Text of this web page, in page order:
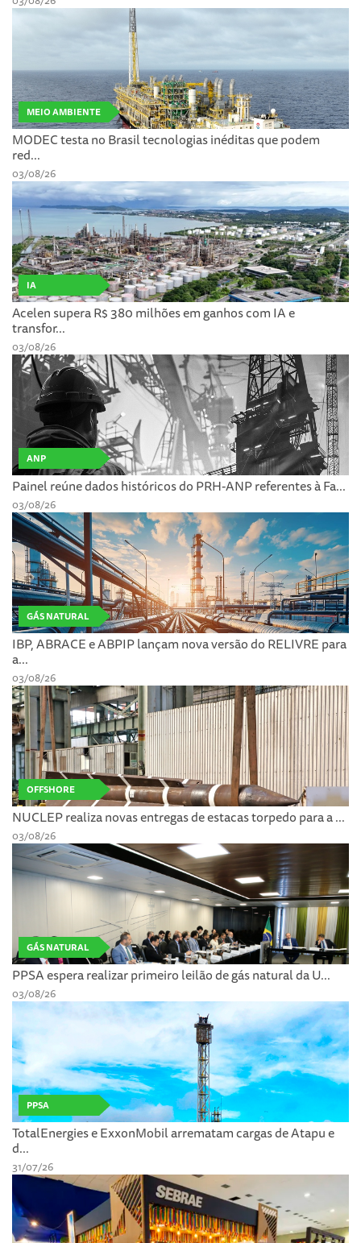
MEIO AMBIENTE
MODEC testa no Brasil tecnologias inéditas que podem
red...
03/08/26
IA
Acelen supera R$ 380 milhões em ganhos com IA e
transfor...
03/08/26
ANP
Painel reúne dados históricos do PRH-ANP referentes à Fa...
03/08/26
GÁS NATURAL
IBP, ABRACE e ABPIP lançam nova versão do RELIVRE para
a...
03/08/26
OFFSHORE
NUCLEP realiza novas entregas de estacas torpedo para a ...
03/08/26
GÁS NATURAL
PPSA espera realizar primeiro leilão de gás natural da U...
03/08/26
PPSA
TotalEnergies e ExxonMobil arrematam cargas de Atapu e
d...
31/07/26